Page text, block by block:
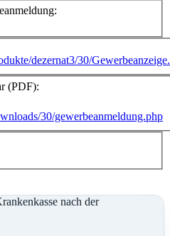
dezernat3/30/
(PDF):
30/gewerbeanmeldung.php